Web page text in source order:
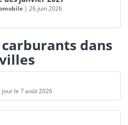
| 26 juin 2026
dans
jour le 7 août 2026